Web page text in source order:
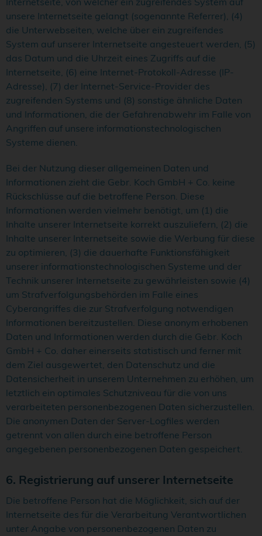
unsere Internetseite gelangt (sogenannte Referrer), (4)
die Unterwebseiten, welche über ein zugreifendes
System auf unserer Internetseite angesteuert werden, (5)
das Datum und die Uhrzeit eines Zugriffs auf die
Internetseite, (6) eine Internet-Protokoll-Adresse (IP-
Adresse), (7) der Internet-Service-Provider des
zugreifenden Systems und (8) sonstige ähnliche Daten
und Informationen, die der Gefahrenabwehr im Falle von
Angriffen auf unsere informationstechnologischen
Systeme dienen.
Bei der Nutzung dieser allgemeinen Daten und
Informationen zieht die Gebr. Koch GmbH + Co. keine
Rückschlüsse auf die betroffene Person. Diese
Informationen werden vielmehr benötigt, um (1) die
Inhalte unserer Internetseite korrekt auszuliefern, (2) die
Inhalte unserer Internetseite sowie die Werbung für diese
zu optimieren, (3) die dauerhafte Funktionsfähigkeit
unserer informationstechnologischen Systeme und der
Technik unserer Internetseite zu gewährleisten sowie (4)
um Strafverfolgungsbehörden im Falle eines
Cyberangriffes die zur Strafverfolgung notwendigen
Informationen bereitzustellen. Diese anonym erhobenen
Daten und Informationen werden durch die Gebr. Koch
GmbH + Co. daher einerseits statistisch und ferner mit
dem Ziel ausgewertet, den Datenschutz und die
Datensicherheit in unserem Unternehmen zu erhöhen, um
letztlich ein optimales Schutzniveau für die von uns
verarbeiteten personenbezogenen Daten sicherzustellen.
Die anonymen Daten der Server-Logfiles werden
getrennt von allen durch eine betroffene Person
angegebenen personenbezogenen Daten gespeichert.
6. Registrierung auf unserer Internetseite
Die betroffene Person hat die Möglichkeit, sich auf der
Internetseite des für die Verarbeitung Verantwortlichen
unter Angabe von personenbezogenen Daten zu